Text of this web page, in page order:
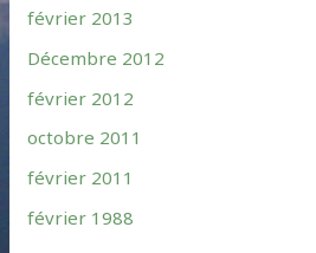
février 2013
Décembre 2012
février 2012
octobre 2011
février 2011
février 1988